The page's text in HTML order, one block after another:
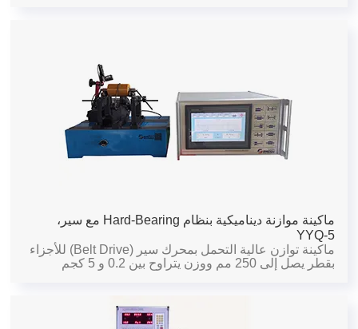
ماكينة موازنة ديناميكية بنظام Hard-Bearing مع سير،
YYQ-5
ماكينة توازن عالية التحمل بمحرك سير (Belt Drive) للأجزاء
بقطر يصل إلى 250 مم ووزن يتراوح بين 0.2 و 5 كجم